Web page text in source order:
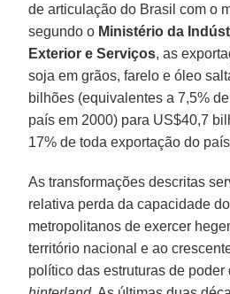
de articulação do Brasil com o
segundo o Ministério da
Exterior e Serviços, as
soja em grãos, farelo e óleo
bilhões (equivalentes a 7,5%
país em 2000) para US$40,7
17% de toda exportação do
As transformações descritas
relativa perda da capacidade
metropolitanos de exercer
território nacional e ao
político das estruturas de poder